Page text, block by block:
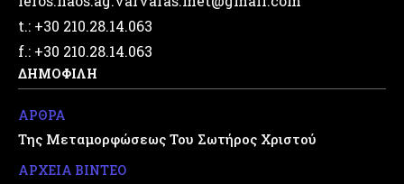
t.: +30 210.28.14.063
f.: +30 210.28.14.063
ΔΗΜΟΦΙΛΗ
ΑΡΘΡΑ
Της Μεταμορφώσεως Του Σωτήρος Χριστού
ΑΡΧΕΙΑ ΒΙΝΤΕΟ